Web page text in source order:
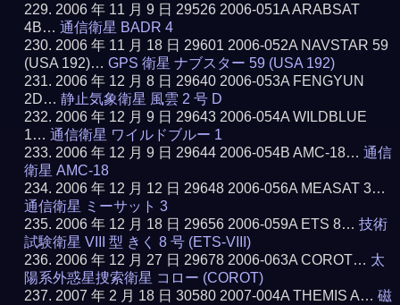
2006 年 11 月 9 日 29526 2006-051A ARABSAT
4B…通信衛星 BADR 4
2006 年 11 月 18 日 29601 2006-052A NAVSTAR 59
(USA 192)…GPS 衛星 ナブスター 59 (USA 192)
2006 年 12 月 8 日 29640 2006-053A FENGYUN
2D…静止気象衛星 風雲 2 号 D
2006 年 12 月 9 日 29643 2006-054A WILDBLUE
1…通信衛星 ワイルドブルー 1
2006 年 12 月 9 日 29644 2006-054B AMC-18…通信
衛星 AMC-18
2006 年 12 月 12 日 29648 2006-056A MEASAT 3…
通信衛星 ミーサット 3
2006 年 12 月 18 日 29656 2006-059A ETS 8…技術
試験衛星 VIII 型 きく 8 号 (ETS-VIII)
2006 年 12 月 27 日 29678 2006-063A COROT… 太
陽系外惑星捜索衛星 コロー (COROT)
2007 年 2 月 18 日 30580 2007-004A THEMIS A…磁